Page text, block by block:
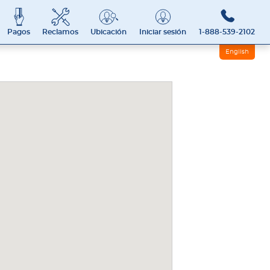
Pagos Reclamos Ubicación Iniciar sesión 1-888-539-2102
English